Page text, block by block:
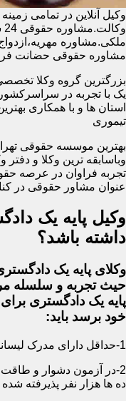
وکیل آنلاین در تمامی
ملکی.مشاوره
مشاوره حقوقی حضانت
تیموری
بهترین موسسه حقوقی
وباسابقه ترین وکلا و
تجربه فراوان در عرصه
عنوان مشاور حقوقی در
وکیل پایه یک
داشته باشد؟
وکلای پایه یک
حیث تجربه و سلسله
پایه یک دادگستری برای
خود برسد باید:
1-حداقل دارای مدرک لیسانس در رشته حقوق باشد.
2-در آزمون دشوار و
ده ها هزار نفر پذیرفته